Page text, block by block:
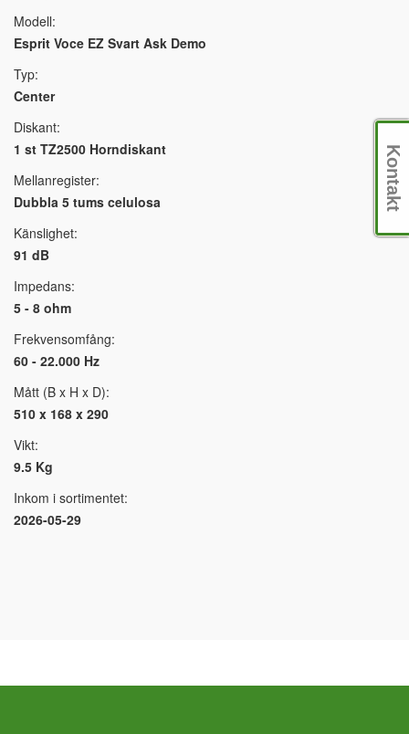
Modell:
Esprit Voce EZ Svart Ask Demo
Typ:
Center
Diskant:
1 st TZ2500 Horndiskant
Mellanregister:
Dubbla 5 tums celulosa
Känslighet:
91 dB
Impedans:
5 - 8 ohm
Frekvensomfång:
60 - 22.000 Hz
Mått (B x H x D):
510 x 168 x 290
Vikt:
9.5 Kg
Inkom i sortimentet:
2026-05-29
Kontakt